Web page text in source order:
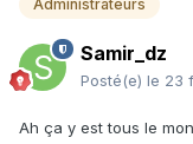
Administrateurs
Samir_dz
Posté(e) le 23
Ah ça y est tous le